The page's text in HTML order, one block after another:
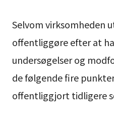
Selvom virksomheden
offentliggøre efter at
undersøgelser og
de følgende fire
offentliggjort tidligere